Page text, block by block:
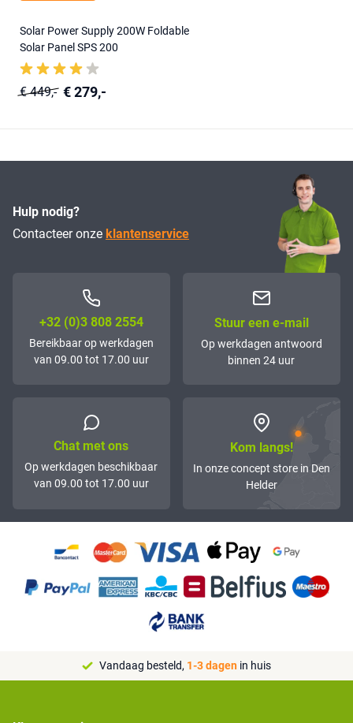
Solar Power Supply 200W Foldable
Solar Panel SPS 200
€ 449,- € 279,-
Hulp nodig?
Contacteer onze klantenservice
+32 (0)3 808 2554
Bereikbaar op werkdagen
van 09.00 tot 17.00 uur
Stuur een e-mail
Op werkdagen antwoord
binnen 24 uur
Chat met ons
Op werkdagen beschikbaar
van 09.00 tot 17.00 uur
Kom langs!
In onze concept store in Den
Helder
Vandaag besteld, 1-3 dagen in huis